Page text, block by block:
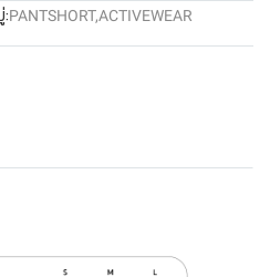
PANTSHORT,ACTIVEWEAR